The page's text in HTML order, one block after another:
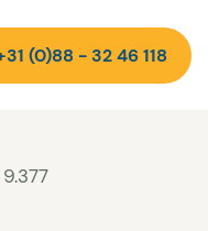
(0)88 - 32 46 118